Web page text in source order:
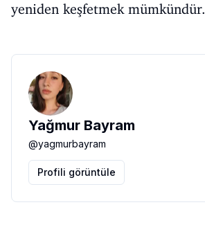
yeniden keşfetmek mümkündür.
Yağmur Bayram
@yagmurbayram
Profili görüntüle